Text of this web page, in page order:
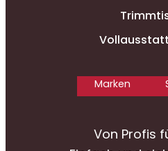
Marken
Von Profis